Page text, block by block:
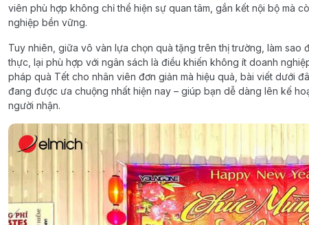
viên phù hợp không chỉ thể hiện sự quan tâm, gắn kết nội bộ mà
nghiệp bền vững.
Tuy nhiên, giữa vô vàn lựa chọn quà tặng trên thị trường, làm sao
thực, lại phù hợp với ngân sách là điều khiến không ít doanh
pháp quà Tết cho nhân viên đơn giản mà hiệu quả, bài viết dưới
đang được ưa chuộng nhất hiện nay – giúp bạn dễ dàng lên kế
người nhận.